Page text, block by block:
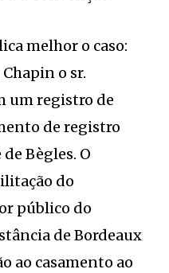
melhor o caso:
o sr.
um registro de
de registro
Bègles. O
do
público do
de Bordeaux
ao casamento ao